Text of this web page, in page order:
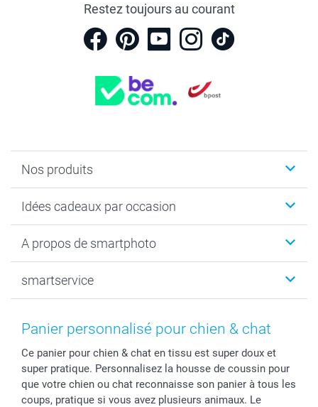
Restez toujours au courant
Nos produits
Cadeaux photo
Tirage photo & agrandissement
MyNameBook
Stickers & Etiquettes
Cadres photo, accessoires déco & bonbons
Calendrier photos & Agendas photo
Dénicheur d'idées cadeau
Idées cadeaux par occasion
Anniversaire
Fin d'études
Naissance & baptême
Fête des Pères
Toussaint
Rentrée des classes
Communion
A propos de smartphoto
Durabilité
Conditions
Droit de rétraction
Plaintes
Conditions générales
Vie privée
smartservice
smartgarantie
smartbonus
smartfriends
Modes de paiement
Modes de livraison
Panier personnalisé pour chien & chat
Ce panier pour chien & chat en tissu est super doux et
super pratique. Personnalisez la housse de coussin pour
que votre chien ou chat reconnaisse son panier à tous les
coups, pratique si vous avez plusieurs animaux. Le